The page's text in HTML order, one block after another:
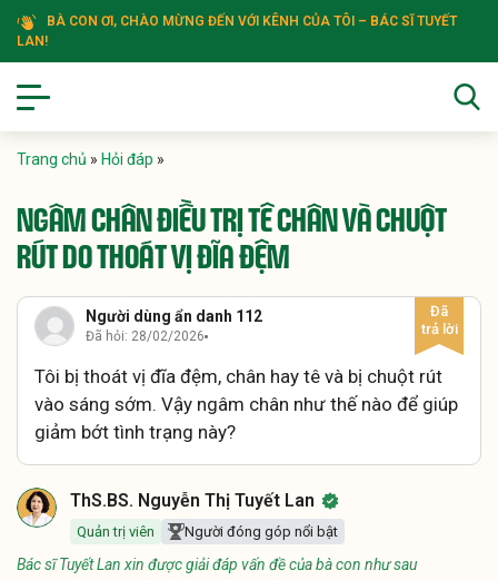
BÀ CON ƠI, CHÀO MỪNG ĐẾN VỚI KÊNH CỦA TÔI – BÁC SĨ TUYẾT
LAN!
Trang chủ » Hỏi đáp »
NGÂM CHÂN ĐIỀU TRỊ TÊ CHÂN VÀ CHUỘT
RÚT DO THOÁT VỊ ĐĨA ĐỆM
Người dùng ẩn danh 112
Đã hỏi: 28/02/2026
Tôi bị thoát vị đĩa đệm, chân hay tê và bị chuột rút
vào sáng sớm. Vậy ngâm chân như thế nào để giúp
giảm bớt tình trạng này?
ThS.BS. Nguyễn Thị Tuyết Lan
Quản trị viên Người đóng góp nổi bật
Bác sĩ Tuyết Lan xin được giải đáp vấn đề của bà con như sau